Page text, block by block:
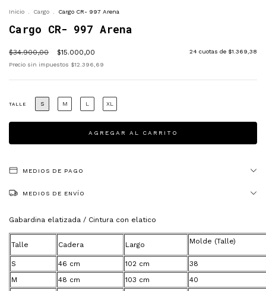
Inicio Cargo Cargo CR- 997 Arena
Cargo CR- 997 Arena
$34.900,00 $15.000,00 24 cuotas de $1.369,38
Precio sin impuestos $12.396,69
TALLE S M L XL
MEDIOS DE PAGO
MEDIOS DE ENVÍO
Gabardina elatizada / Cintura con elatico
Talle Cadera Largo Molde (Talle)
S 46 cm 102 cm
38
M
48 cm 103 cm
40